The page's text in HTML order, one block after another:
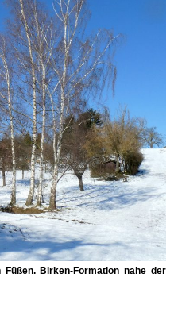
Birken-Formation nahe der